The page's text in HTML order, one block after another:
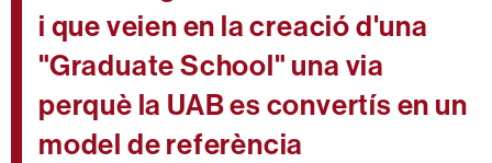
i que veien en la creació d'una
"Graduate School" una via
perquè la UAB es convertís en un
model de referència